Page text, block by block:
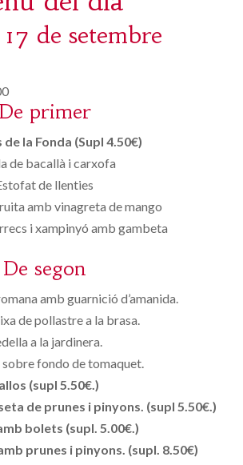
de setembre
De primer
de la Fonda (Supl 4.50€)
de bacallà i carxofa
de llenties
amb vinagreta de mango
i xampinyó amb gambeta
De segon
amb guarnició d’amanida.
de pollastre a la brasa.
a la jardinera.
sobre fondo de tomaquet.
(supl 5.50€.)
de prunes i pinyons. (supl 5.50€.)
bolets (supl. 5.00€.)
prunes i pinyons. (supl. 8.50€)